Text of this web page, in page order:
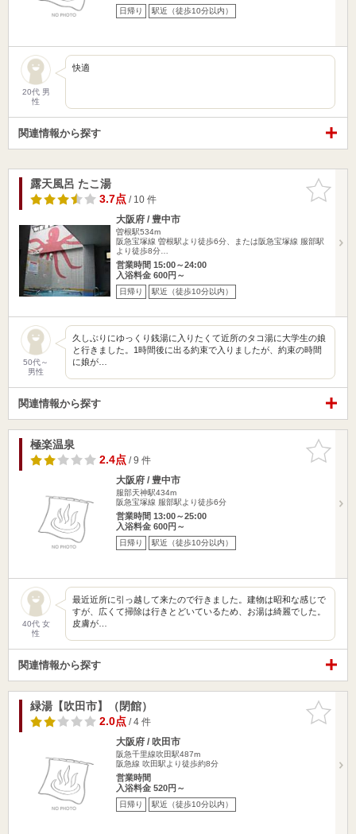
日帰り 駅近（徒歩10分以内）
20代 男
性
快適
関連情報から探す
お気に入
りに追加
露天風呂 たこ湯
3.7点/ 10 件
大阪府 / 豊中市
曽根駅534m
阪急宝塚線 曽根駅より徒歩6分、または阪急宝塚線 服部駅
より徒歩8分…
営業時間 15:00～24:00
入浴料金 600円～
日帰り 駅近（徒歩10分以内）
50代～
男性
久しぶりにゆっくり銭湯に入りたくて近所のタコ湯に大学生の娘
と行きました。1時間後に出る約束で入りましたが、約束の時間
に娘が…
関連情報から探す
お気に入
りに追加
極楽温泉
2.4点/ 9 件
大阪府 / 豊中市
服部天神駅434m
阪急宝塚線 服部駅より徒歩6分
営業時間 13:00～25:00
入浴料金 600円～
日帰り 駅近（徒歩10分以内）
40代 女
性
最近近所に引っ越して来たので行きました。建物は昭和な感じで
すが、広くて掃除は行きとどいているため、お湯は綺麗でした。
皮膚が…
関連情報から探す
お気に入
りに追加
緑湯【吹田市】（閉館）
2.0点/ 4 件
大阪府 / 吹田市
阪急千里線吹田駅487m
阪急線 吹田駅より徒歩約8分
営業時間
入浴料金 520円～
日帰り 駅近（徒歩10分以内）